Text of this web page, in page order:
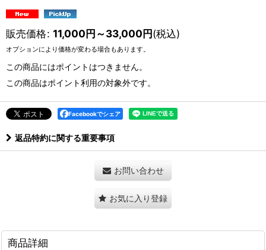
販売価格: 11,000円～33,000円(税込)
オプションにより価格が変わる場合もあります。
この商品にはポイントはつきません。
この商品はポイント利用の対象外です。
Facebookでシェア
返品特約に関する重要事項
お問い合わせ
お気に入り登録
商品詳細